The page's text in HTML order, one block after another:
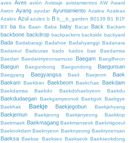
aves Aves avión Avistaje avistamientos AW Award
Awon Ayang ayudar Ayuntamiento Azalea Azaleas
Azales Azul azules b B b__b_garden B0139 B1 B1F
B3
ba Ba Baan Baba baby Bacar Back Backam
backbone backdrop backpackers backside backyard
Bada Badabaragi Badahoe Badahyanggi Badanara
Badareul
Badeurae bado bados bae
Baedamsa
Baedari Baedarimyeonsamuso Baegam Baegilheon
Baegun Baegunbong Baegundong Baegunsan
Baegyang Baegyangsa Baeil Baejeom
Baek
Baekam Baekban Baekbeom Baekchae Baekdam
Baekdamsa Baekdo Baekdohaebyeon Baekdu
Baekdudaegan Baekgamyeonok Baekgok Baekgye
Baekhak
Baekje Baekjegobun Baekjehyang
Baekjemun Baekjeong Baekjeryeong
Baekkop
Baekmaek Baekmagang Baekmanseok Baekmigoeul
Baeknokdam Baeknyeon Baeknyeong Baekryoensan
Baeksa Baekse Baekseo Baekseok Baekseokdong